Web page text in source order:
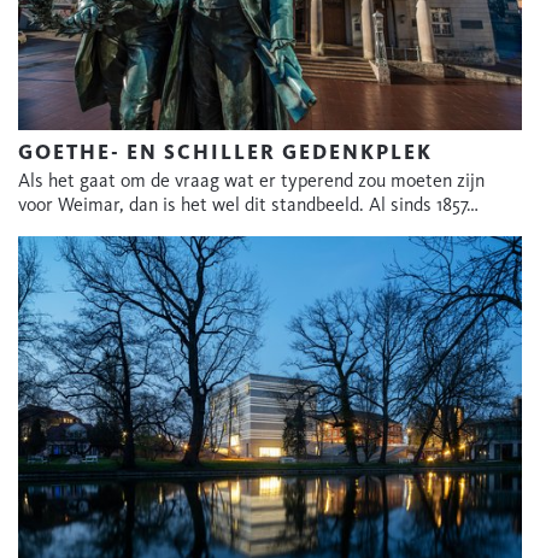
GOETHE- EN SCHILLER GEDENKPLEK
Als het gaat om de vraag wat er typerend zou moeten zijn
voor Weimar, dan is het wel dit standbeeld. Al sinds 1857…